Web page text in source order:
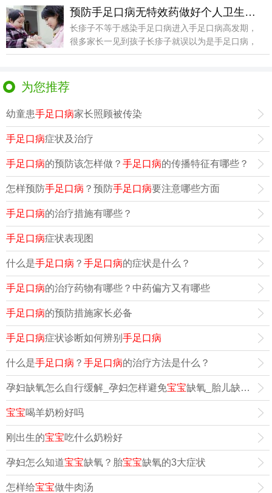
预防手足口病无特效药做好个人卫生是关键
长疹子不等于感染手足口病进入手足口病高发期，
很多家长一见到孩子长疹子就误以为是手足口病，
急忙将孩子送
为您推荐
幼童患手足口病家长照顾被传染
手足口病症状及治疗
手足口病的预防该怎样做？ 手足口病的传播特征有哪些？
怎样预防手足口病 ？预防手足口病要注意哪些方面
手足口病的治疗措施有哪些？
手足口病症状表现图
什么是手足口病 ？ 手足口病的症状是什么？
手足口病的治疗药物有哪些？中药偏方又有哪些
手足口病的预防措施家长必备
手足口病症状诊断如何辨别 手足口病
什么是手足口病 ？ 手足口病的治疗方法是什么？
孕妇缺氧怎么自行缓解_孕妇怎样避免宝宝缺氧_胎儿缺氧的胎动表现与症状
宝宝喝羊奶粉好吗
刚出生的宝宝吃什么奶粉好
孕妇怎么知道宝宝缺氧？胎宝宝缺氧的3大症状
怎样给宝宝做牛肉汤